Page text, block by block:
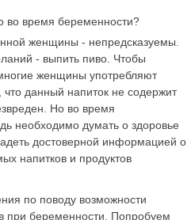
женщины - непредсказуемы.
- выпить пиво. Чтобы
женщины употребляют
что данный напиток не содержит
Но во время
необходимо думать о здоровье
достоверной информацией о
напитков и продуктов
по поводу возможности
при беременности. Попробуем